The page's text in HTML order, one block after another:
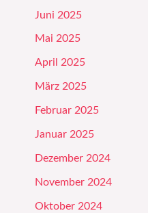
Juni 2025
Mai 2025
April 2025
März 2025
Februar 2025
Januar 2025
Dezember 2024
November 2024
Oktober 2024